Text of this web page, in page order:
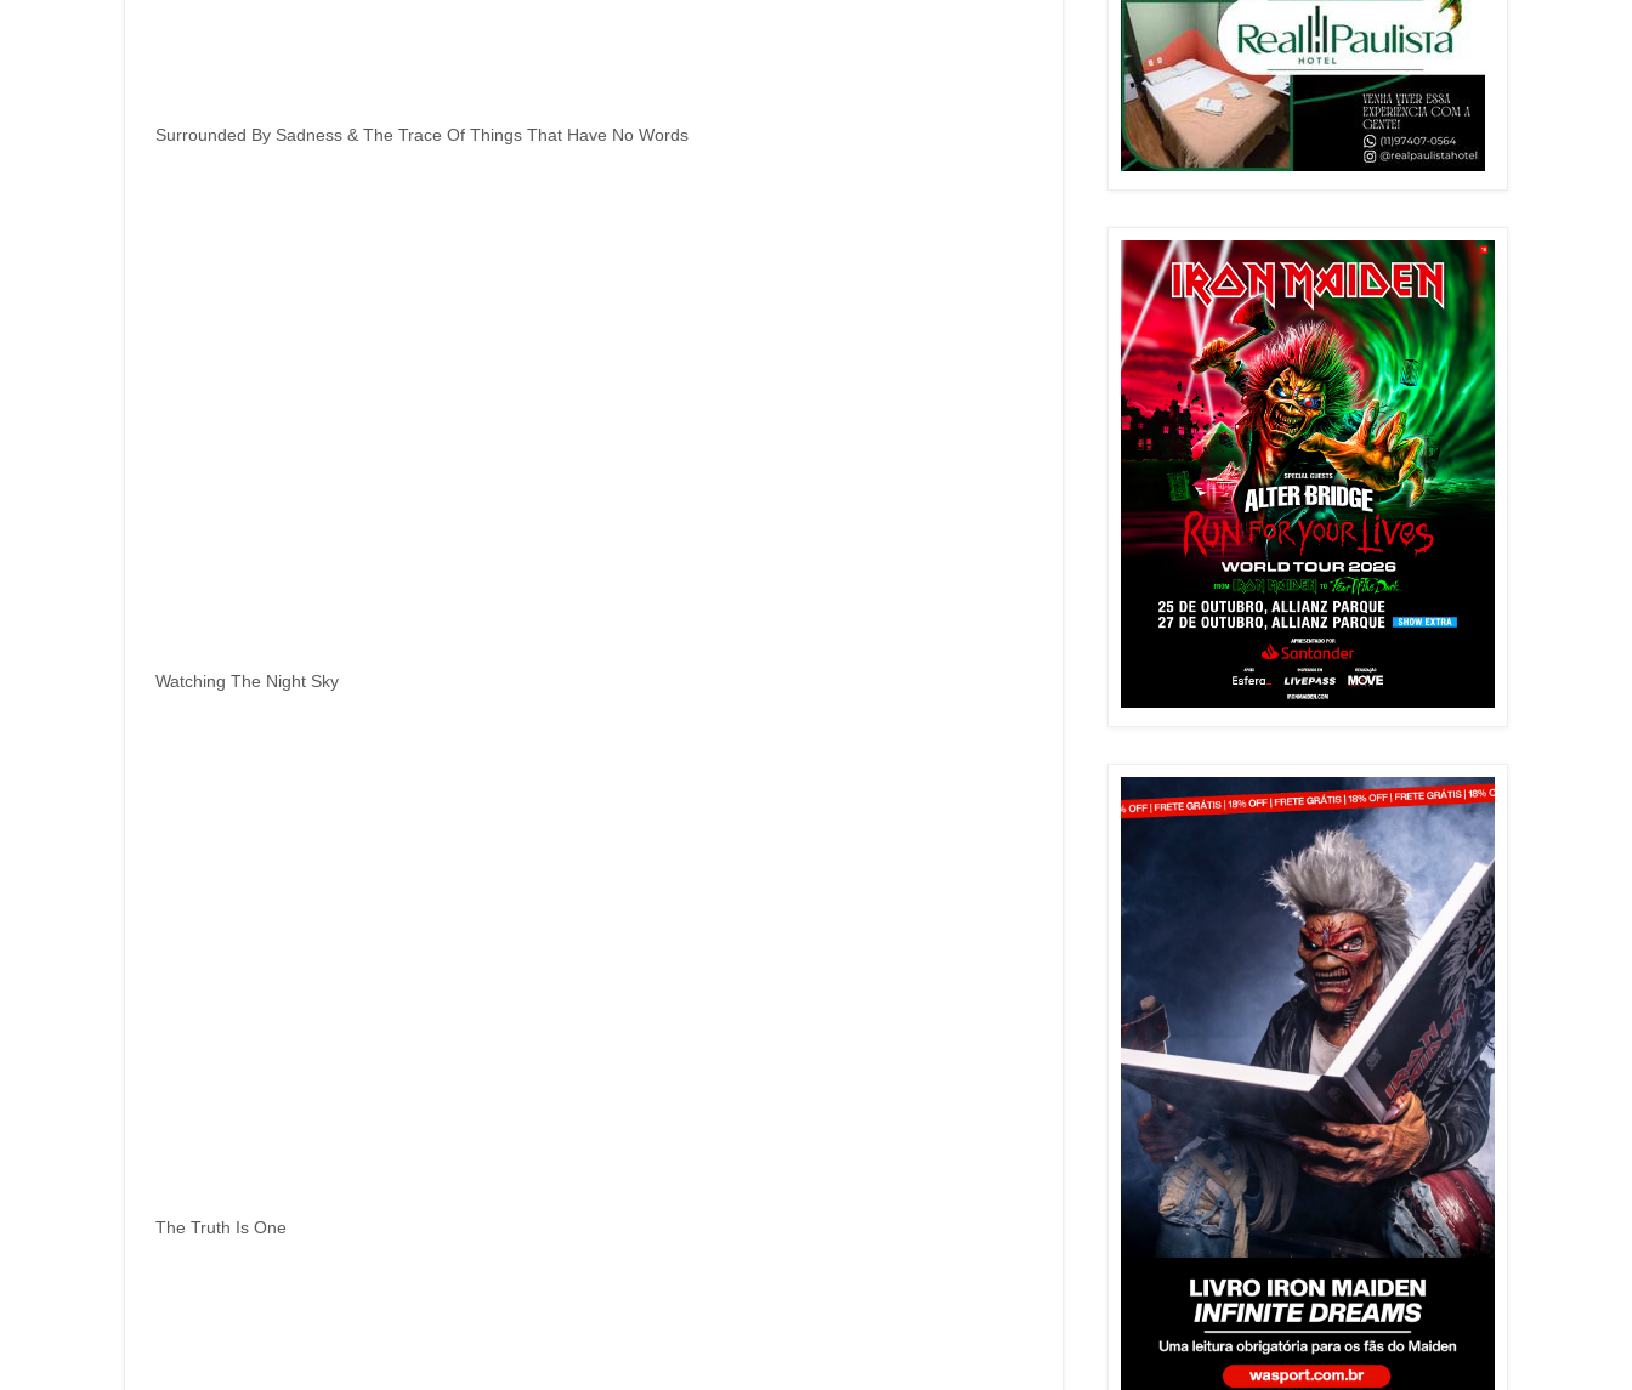
Surrounded By Sadness & The Trace Of Things That Have No Words
Watching The Night Sky
The Truth Is One